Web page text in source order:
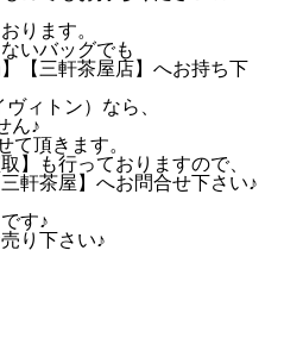
ります。
いバッグでも
【三軒茶屋店】へお持ち下
ィトン）なら、
ん♪
頂きます。
】も行っておりますので、
軒茶屋】へお問合せ下さい♪
す♪
り下さい♪